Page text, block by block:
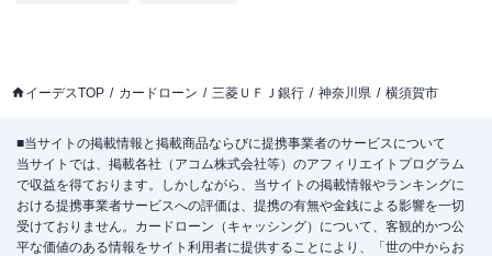
イーデスTOP カードローン 三菱ＵＦＪ銀行 神奈川県 横須賀市
■当サイトの掲載情報と掲載商品ならびに提携事業者のサービスについて
当サイトでは、掲載各社（アコム株式会社等）のアフィリエイトプログラム
で収益を得ております。しかしながら、当サイトの掲載情報やランキングに
おける提携事業者サービスへの評価は、提携の有無や金銭による影響を一切
受けておりません。カードローン（キャッシング）について、客観的かつ公
平な価値のある情報をサイト利用者に提供することにより、「世の中からお